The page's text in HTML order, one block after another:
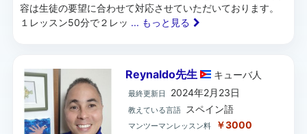
容は生徒の要望に合わせて対応させていただいております。
１レッスン50分で２レッ ... もっと見る
Reynaldo先生 キューバ人
最終更新日 2024年2月23日
教えている言語 スペイン語
マンツーマンレッスン料 ￥3000